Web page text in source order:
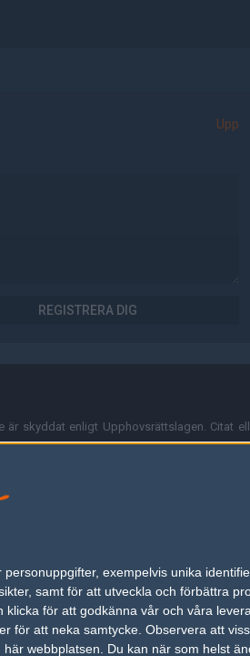
exempelvis unika
samt för att utveckla och förbättra
för att godkänna vår och våra
för att neka samtycke. Observera att
webbplatsen. Du kan när som helst
Upp
REGISTRERA DIG
är skyddat enligt Upphovsrättslagen. Citat
varje enskild skribent och överensstämmer
. För frågor rörande sajten kan du skicka iväg
information så som t.ex.
att slippa cookies kan du stänga av
på grund av lagen om elektronisk